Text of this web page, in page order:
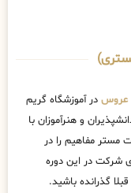
عروس در آموزشگاه گریم
و هنرآموزان با
مفاهیم را در
شرکت در این دوره
گذرانده باشید.